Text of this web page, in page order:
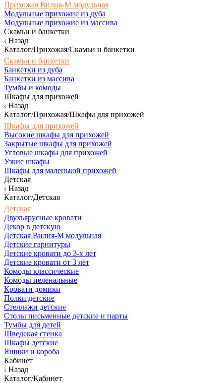
Прихожая Вилия-М модульная
Модульные прихожие из дуба
Модульные прихожие из массива
Скамьи и банкетки
Назад
Каталог/Прихожая/Скамьи и банкетки
Скамьи и банкетки
Банкетки из дуба
Банкетки из массива
Тумбы и комоды
Шкафы для прихожей
Назад
Каталог/Прихожая/Шкафы для прихожей
Шкафы для прихожей
Высокие шкафы для прихожей
Закрытые шкафы для прихожей
Угловые шкафы для прихожей
Узкие шкафы
Шкафы для маленькой прихожей
Детская
Назад
Каталог/Детская
Детская
Двухъярусные кровати
Декор в детскую
Детская Вилия-М модульная
Детские гарнитуры
Детские кровати до 3-х лет
Детские кровати от 3 лет
Комоды классические
Комоды пеленальные
Кровати домики
Полки детские
Стеллажи детские
Столы письменные детские и парты
Тумбы для детей
Шведская стенка
Шкафы детские
Ящики и короба
Кабинет
Назад
Каталог/Кабинет